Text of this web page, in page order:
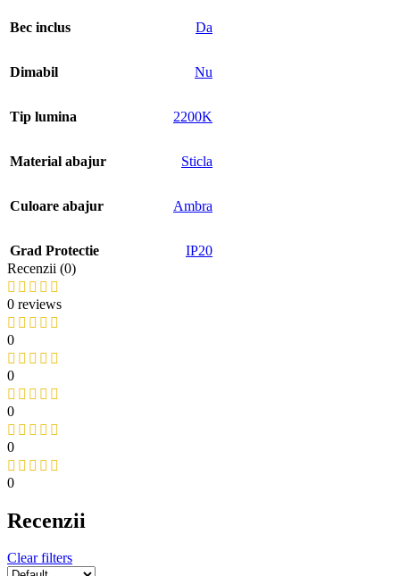
Bec inclus Da
Dimabil Nu
Tip lumina 2200K
Material abajur Sticla
Culoare abajur Ambra
Grad Protectie
IP20
Recenzii (0)
0 reviews
0
0
0
0
0
Recenzii
Clear filters